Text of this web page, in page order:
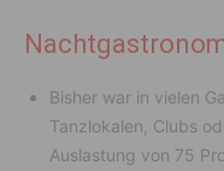
Bisher war in vielen
Tanzlokalen, Clubs
Auslastung von 75